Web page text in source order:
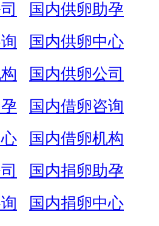
国内供卵助孕
国内供卵中心
国内供卵公司
国内借卵咨询
国内借卵机构
国内捐卵助孕
国内捐卵中心